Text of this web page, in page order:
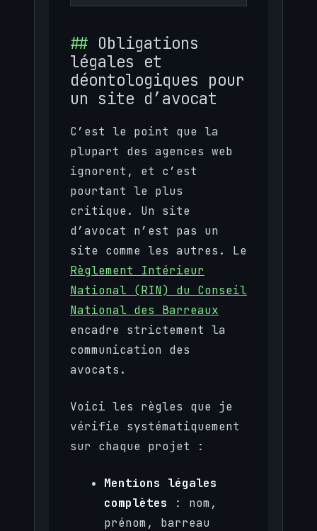
Obligations
légales et
déontologiques pour
un site d’avocat
C’est le point que la
plupart des agences web
ignorent, et c’est
pourtant le plus
critique. Un site
d’avocat n’est pas un
site comme les autres. Le
Règlement Intérieur
National (RIN) du Conseil
National des Barreaux
encadre strictement la
communication des
avocats.
Voici les règles que je
vérifie systématiquement
sur chaque projet :
Mentions légales
complètes : nom,
prénom, barreau